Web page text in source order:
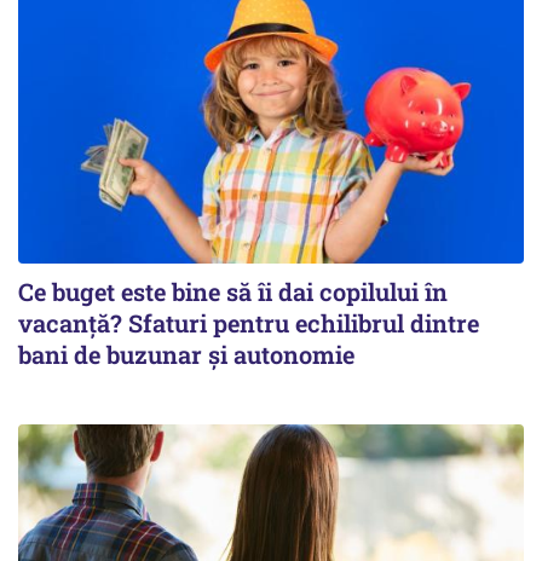
Ce buget este bine să îi dai copilului în
vacanță? Sfaturi pentru echilibrul dintre
bani de buzunar și autonomie